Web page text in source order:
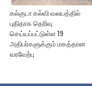
கல்குடா கல்வி வலயத்தில்
புதிதாக தெரிவு
செய்யப்பட்டுள்ள 19
அதிபர்களுக்கும் மகத்தான
வரவேற்பு